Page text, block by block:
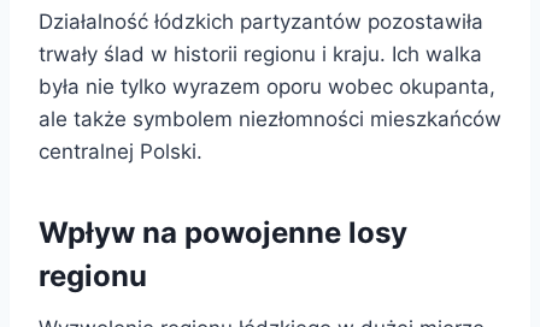
Działalność łódzkich partyzantów pozostawiła
trwały ślad w historii regionu i kraju. Ich walka
była nie tylko wyrazem oporu wobec okupanta,
ale także symbolem niezłomności mieszkańców
centralnej Polski.
Wpływ na powojenne losy
regionu